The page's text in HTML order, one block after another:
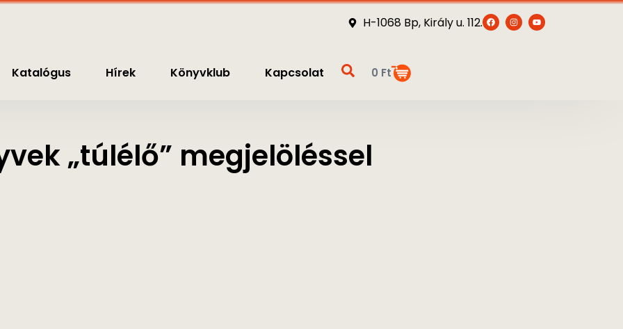
H-1068 Bp, Király u. 112.
Katalógus Hírek Könyvklub Kapcsolat 0 Ft
„túlélő” megjelöléssel